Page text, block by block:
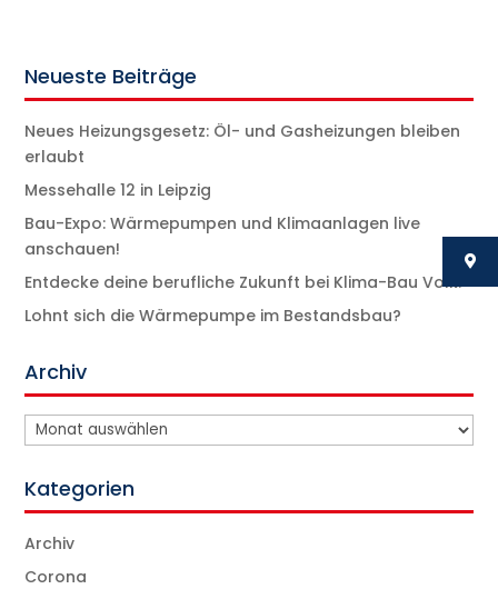
Neueste Beiträge
Neues Heizungsgesetz: Öl- und Gasheizungen bleiben
erlaubt
Messehalle 12 in Leipzig
Bau-Expo: Wärmepumpen und Klimaanlagen live
anschauen!
Entdecke deine berufliche Zukunft bei Klima-Bau Volk!
Lohnt sich die Wärmepumpe im Bestandsbau?
Archiv
Archiv
Kategorien
Archiv
Corona